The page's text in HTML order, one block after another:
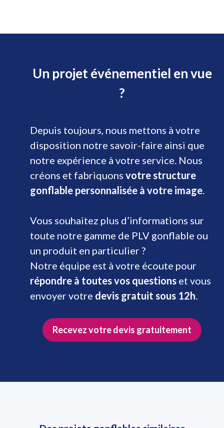
Un projet événementiel en vue
?
Depuis toujours, nous mettons à votre
disposition notre savoir-faire ainsi que
notre expérience à votre service. Nous
créons et fabriquons votre structure
gonflable personnalisée à votre image.
Vous souhaitez plus d’informations sur
toute notre gamme de PLV gonflable ou
un produit en particulier ?
Notre équipe est à votre écoute pour
répondre à toutes vos questions et vous
envoyer votre devis gratuit sous 12h.
Recevez votre devis gratuitement